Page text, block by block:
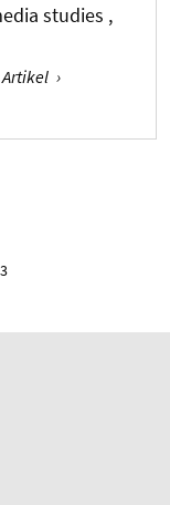
studies ,
Artikel ›